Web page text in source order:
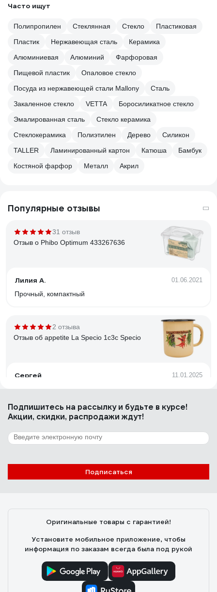
Часто ищут
Полипропилен Стеклянная Стекло
Пластиковая
Пластик
Нержавеющая сталь
Керамика
Алюминиевая
Алюминий
Фарфоровая
Пищевой пластик
Опаловое стекло
Посуда из нержавеющей стали Mallony
Сталь
Закаленное стекло
VETTA
Боросиликатное стекло
Эмалированная сталь
Стекло керамика
Стеклокерамика
Полиэтилен Дерево
Силикон
TALLER
Ламинированный картон Катюша
Бамбук
Костяной фарфор
Металл Акрил
Популярные отзывы
31 отзыв
Отзыв о Phibo Optimum 433267636
Лилия А. 01.06.2021
Прочный, компактный
2 отзыва
Отзыв об appetite La Specio 1с3с Specio
Сергей 11.01.2025
Годится и для чая, и для кваса, и для прочего, чтобы реже
картофелину, или чего нить разогреть. Стенки и дно, к
слову, вполне толстые.
1 отзыв
Подпишитесь на рассылкуи будьте в курсе!
Акции, скидки, распродажи ждут!
Подписаться
Оригинальные товары с гарантией!
Установите мобильное приложение, чтобы
информация по заказам всегда была под рукой